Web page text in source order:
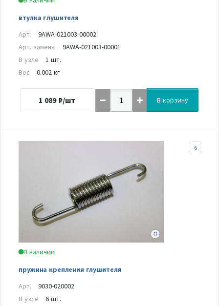
втулка глушителя
Арт.
9AWA-021003-00002
Арт. замены
9AWA-021003-00001
В узле
1 шт.
Вес
0.002 кг
1 089 ₽/шт В корзину
В наличии
пружина крепления глушителя
6
Арт.
9030-020002
В узле
6 шт.